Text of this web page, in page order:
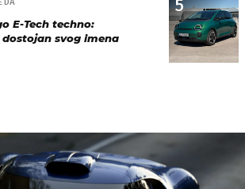
5
E-Tech techno:
svog imena